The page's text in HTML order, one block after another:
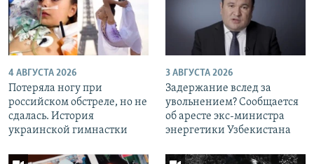
4 АВГУСТА 2026
Потеряла ногу при
российском обстреле, но не
сдалась. История
украинской гимнастки
3 АВГУСТА 2026
Задержание вслед за
увольнением? Сообщается
об аресте экс-министра
энергетики Узбекистана